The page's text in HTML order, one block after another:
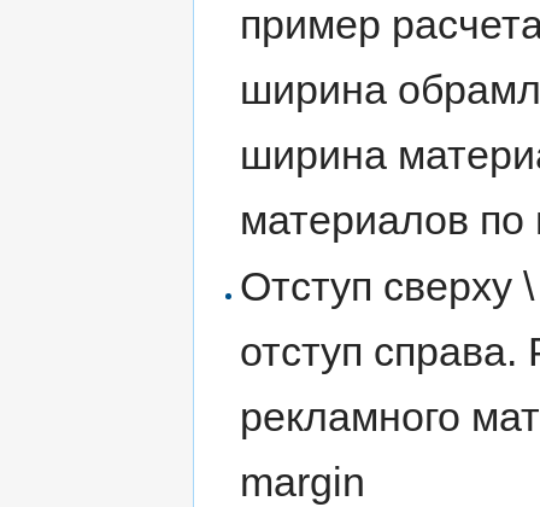
пример
ширина
ширина
материалов по
Отступ сверху
отступ
рекламного
margin